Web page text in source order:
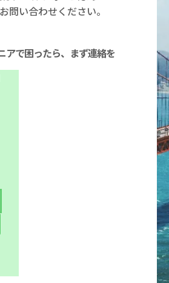
問い合わせください。
アで困ったら、まず連絡を